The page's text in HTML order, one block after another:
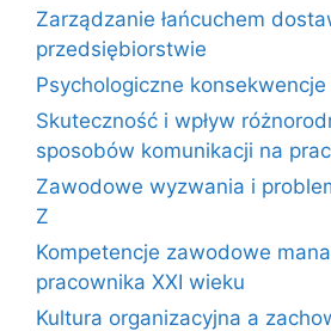
Zarządzanie łańcuchem
przedsiębiorstwie
Psychologiczne
Skuteczność i wpływ
sposobów komunikacji na
Zawodowe wyzwania i
Z
Kompetencje zawodowe
pracownika XXI wieku
Kultura organizacyjna a